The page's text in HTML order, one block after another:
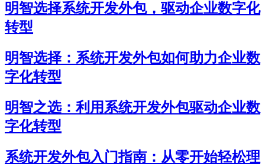
明智选择系统开发外包，驱动企业数字化
转型
明智选择：系统开发外包如何助力企业数
字化转型
明智之选：利用系统开发外包驱动企业数
字化转型
系统开发外包入门指南：从零开始轻松理